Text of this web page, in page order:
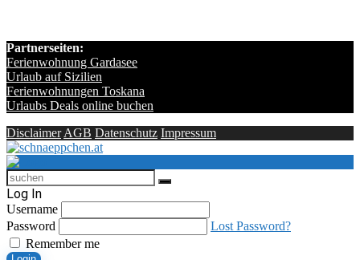
Partnerseiten:
Ferienwohnung Gardasee
Urlaub auf Sizilien
Ferienwohnungen Toskana
Urlaubs Deals online buchen
Disclaimer AGB Datenschutz Impressum
Log In
Username
Password
Lost Password?
Remember me